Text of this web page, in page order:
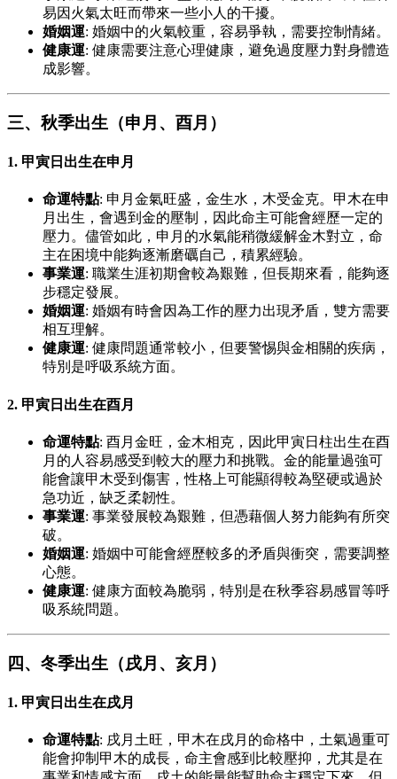
易因火氣太旺而帶來一些小人的干擾。
婚姻運: 婚姻中的火氣較重，容易爭執，需要控制情緒。
健康運: 健康需要注意心理健康，避免過度壓力對身體造
成影響。
三、秋季出生（申月、酉月）
1. 甲寅日出生在申月
命運特點: 申月金氣旺盛，金生水，木受金克。甲木在申
月出生，會遇到金的壓制，因此命主可能會經歷一定的
壓力。儘管如此，申月的水氣能稍微緩解金木對立，命
主在困境中能夠逐漸磨礪自己，積累經驗。
事業運: 職業生涯初期會較為艱難，但長期來看，能夠逐
步穩定發展。
婚姻運: 婚姻有時會因為工作的壓力出現矛盾，雙方需要
相互理解。
健康運: 健康問題通常較小，但要警惕與金相關的疾病，
特別是呼吸系統方面。
2. 甲寅日出生在酉月
命運特點: 酉月金旺，金木相克，因此甲寅日柱出生在酉
月的人容易感受到較大的壓力和挑戰。金的能量過強可
能會讓甲木受到傷害，性格上可能顯得較為堅硬或過於
急功近，缺乏柔韌性。
事業運: 事業發展較為艱難，但憑藉個人努力能夠有所突
破。
婚姻運: 婚姻中可能會經歷較多的矛盾與衝突，需要調整
心態。
健康運: 健康方面較為脆弱，特別是在秋季容易感冒等呼
吸系統問題。
四、冬季出生（戌月、亥月）
1. 甲寅日出生在戌月
命運特點: 戌月土旺，甲木在戌月的命格中，土氣過重可
能會抑制甲木的成長，命主會感到比較壓抑，尤其是在